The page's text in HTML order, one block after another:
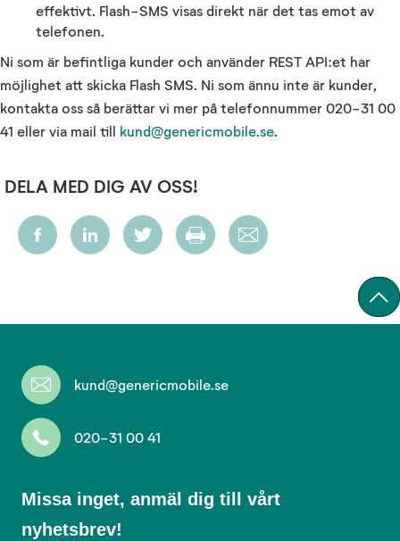
effektivt. Flash-SMS visas direkt när det tas emot av
telefonen.
Ni som är befintliga kunder och använder REST API:et har
möjlighet att skicka Flash SMS. Ni som ännu inte är kunder,
kontakta oss så berättar vi mer på telefonnummer 020-31 00
41 eller via mail till kund@genericmobile.se
DELA MED DIG AV OSS!
kund@genericmobile.se
020-31 00 41
Missa inget, anmäl dig till vårt
nyhetsbrev!